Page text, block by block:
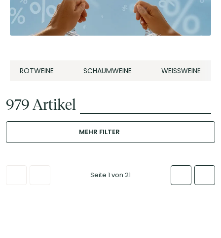
ROTWEINE SCHAUMWEINE WEISSWEINE
979 Artikel
MEHR FILTER
Seite 1 von 21